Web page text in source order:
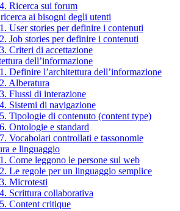
Ricerca sui forum
ai bisogni degli utenti
User stories per definire i contenuti
Job stories per definire i contenuti
Criteri di accettazione
dell’informazione
Definire l’architettura dell’informazione
Alberatura
Flussi di interazione
Sistemi di navigazione
Tipologie di contenuto (content type)
Ontologie e standard
Vocabolari controllati e tassonomie
e linguaggio
Come leggono le persone sul web
Le regole per un linguaggio semplice
Microtesti
Scrittura collaborativa
Content critique